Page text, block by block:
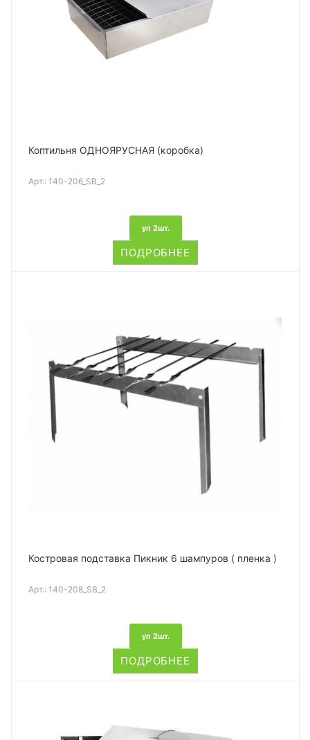
Коптильня ОДНОЯРУСНАЯ (коробка)
Арт.: 140-206_SB_2
уп 2шт.
ПОДРОБНЕЕ
Костровая подставка Пикник 6 шампуров ( пленка )
Арт.: 140-208_SB_2
уп 2шт.
ПОДРОБНЕЕ